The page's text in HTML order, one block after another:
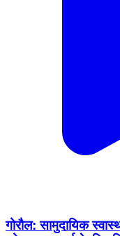
गोरौल: सामुदायिक